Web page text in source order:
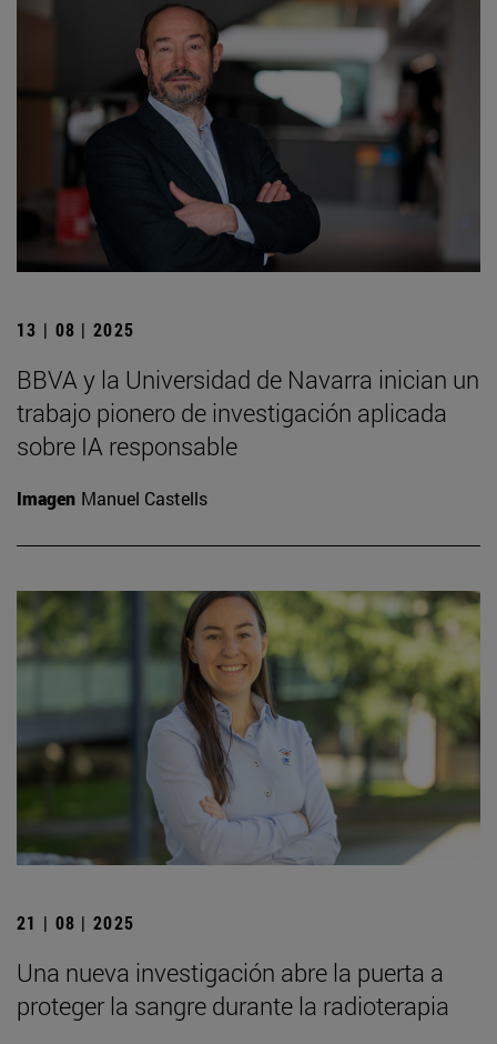
13 | 08 | 2025
BBVA y la Universidad de Navarra inician un
trabajo pionero de investigación aplicada
sobre IA responsable
Imagen Manuel Castells
21 | 08 | 2025
Una nueva investigación abre la puerta a
proteger la sangre durante la radioterapia